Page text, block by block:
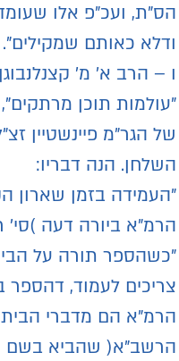
ועכ"פ אלו
כאותם שמקילים".
– הרב א' מ'
תוכן מרתקים",
הגר"מ פיינשטיין
הנה דבריו:
בזמן שארון
ביורה דעה )סי'
תורה על
לעמוד, דהספר
הם מדברי הבית
שהביא בשם